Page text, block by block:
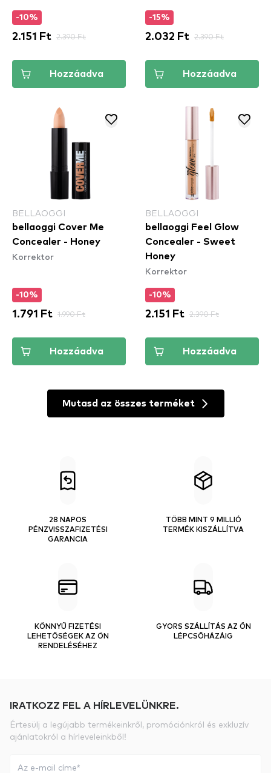
-10%
2.151 Ft 2.390 Ft
Hozzáadva
-15%
2.032 Ft 2.390 Ft
Hozzáadva
BELLAOGGI
bellaoggi Cover Me
Concealer - Honey
Korrektor
-10%
1.791 Ft 1.990 Ft
Hozzáadva
BELLAOGGI
bellaoggi Feel Glow
Concealer - Sweet
Honey
Korrektor
-10%
2.151 Ft 2.390 Ft
Hozzáadva
Mutasd az összes terméket
28 NAPOS
PÉNZVISSZAFIZETÉSI
GARANCIA
TÖBB MINT 9 MILLIÓ
TERMÉK KISZÁLLÍTVA
KÖNNYŰ FIZETÉSI
LEHETŐSÉGEK AZ ÖN
RENDELÉSÉHEZ
GYORS SZÁLLÍTÁS AZ ÖN
LÉPCSŐHÁZÁIG
IRATKOZZ FEL A HÍRLEVELÜNKRE.
Értesülj a legújabb termékeinkről, promóciónkról és exkluzív
ajánlatokról a hírleveleinkből!